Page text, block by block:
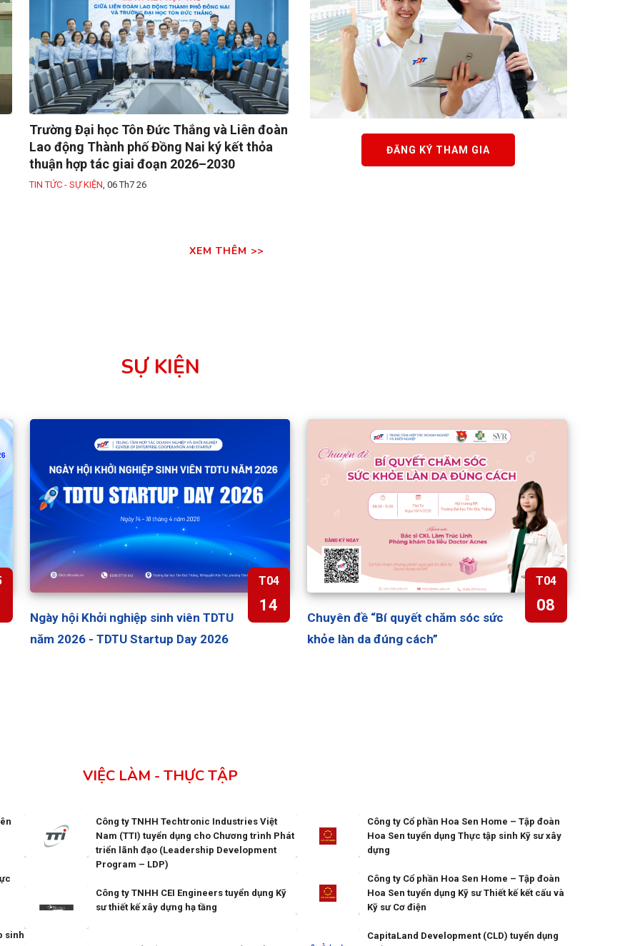
Trường Đại học Tôn Đức Thắng và Liên đoàn
Lao động Thành phố Đồng Nai ký kết thỏa
thuận hợp tác giai đoạn 2026–2030
TIN TỨC - SỰ KIỆN, 06 Th7 26
XEM THÊM >>
ĐĂNG KÝ THAM GIA
SỰ KIỆN
T04
14
Ngày hội Khởi nghiệp sinh viên TDTU
năm 2026 - TDTU Startup Day 2026
T04
08
Chuyên đề “Bí quyết chăm sóc sức
khỏe làn da đúng cách”
VIỆC LÀM - THỰC TẬP
sinh
Công ty TNHH Techtronic Industries Việt
Nam (TTI) tuyển dụng cho Chương trình Phát
triển lãnh đạo (Leadership Development
Program – LDP)
Công ty TNHH CEI Engineers tuyển dụng Kỹ
sư thiết kế xây dựng hạ tầng
Công ty Cổ phần Hoa Sen Home – Tập đoàn
Hoa Sen tuyển dụng Thực tập sinh Kỹ sư xây
dựng
Công ty Cổ phần Hoa Sen Home – Tập đoàn
Hoa Sen tuyển dụng Kỹ sư Thiết kế kết cấu và
Kỹ sư Cơ điện
CapitaLand Development (CLD) tuyển dụng